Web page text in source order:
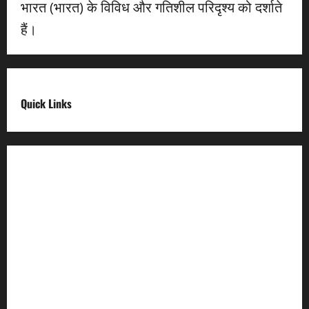
भारत (भारत) के विविध और गतिशील परिदृश्य को दर्शाते
हैं।
Quick Links